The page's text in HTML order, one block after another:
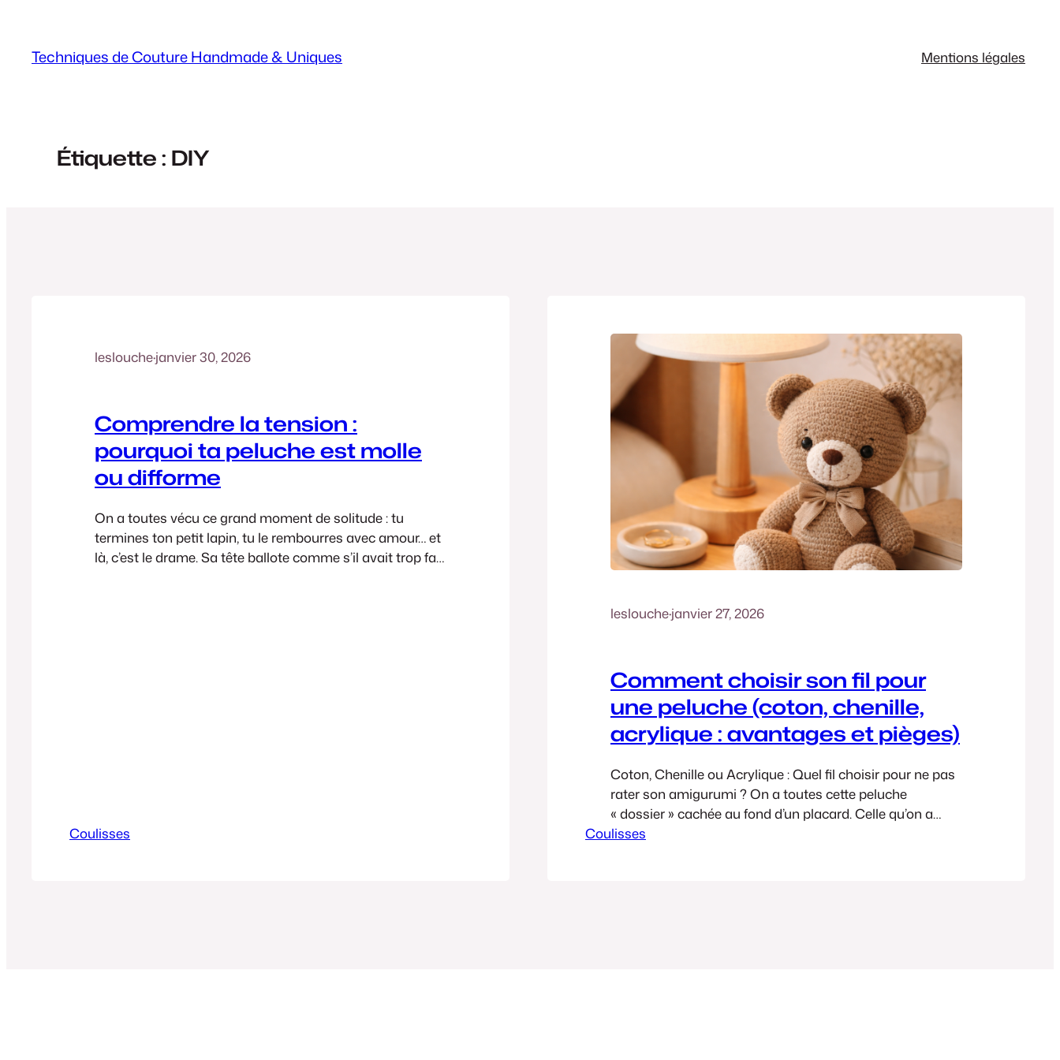
contenu
Techniques de Couture Handmade & Uniques Mentions légales
Étiquette : DIY
leslouche·janvier 30, 2026
Comprendre la tension :
pourquoi ta peluche est molle
ou difforme
On a toutes vécu ce grand moment de solitude : tu
termines ton petit lapin, tu le rembourres avec amour… et
là, c’est le drame. Sa tête ballote comme s’il avait trop fait
Coulisses
leslouche·janvier 27, 2026
Comment choisir son fil pour
une peluche (coton, chenille,
acrylique : avantages et pièges)
Coton, Chenille ou Acrylique : Quel fil choisir pour ne pas
rater son amigurumi ? On a toutes cette peluche
« dossier » cachée au fond d’un placard. Celle qu’on a
crochetée avec amour, mais qui, après deux câlins et un
Coulisses